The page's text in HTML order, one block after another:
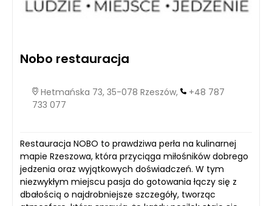
Nobo restauracja
Hetmańska 73, 35-078 Rzeszów,
+48 787
733 077
Restauracja NOBO to prawdziwa perła na kulinarnej
mapie Rzeszowa, która przyciąga miłośników dobrego
jedzenia oraz wyjątkowych doświadczeń. W tym
niezwykłym miejscu pasja do gotowania łączy się z
dbałością o najdrobniejsze szczegóły, tworząc